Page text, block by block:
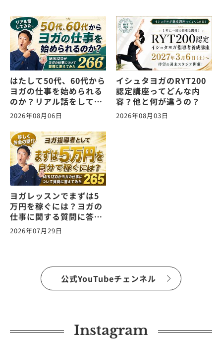
はたして50代、60代から
ヨガの仕事を始められる
のか？リアル話をしてみ
た。ヨガの仕事に関する
質問に答えます！
vol.266
2026年08月06日
イシュタヨガのRYT200
認定講座ってどんな内
容？他と何が違うの？
2026年08月03日
ヨガレッスンでまずは5
万円を稼ぐには？ヨガの
仕事に関する質問に答え
ます！vol.265
2026年07月29日
公式YouTubeチェンネル
Instagram